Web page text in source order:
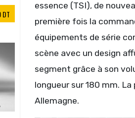
essence (TSI), de
première fois la
équipements de série
scène avec un design
segment grâce à son
longueur sur 180 mm.
Allemagne.